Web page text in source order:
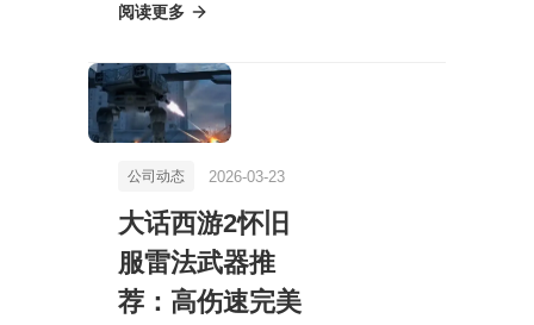
典模式来袭，通关领限定
阅读更多
公司动态 2026-03-23
大话西游2怀旧
服雷法武器推
荐：高伤速完美